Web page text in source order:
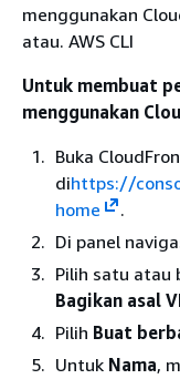
menggunakan
atau. AWS CLI
Untuk membuat
menggunakan
Buka
dihttps://
home
.
Di panel
Pilih satu atau
Bagikan asal
Pilih Buat
Untuk Nama,